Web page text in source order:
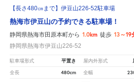
【長さ480㎝まで】伊豆山226-52駐車場
熱海市伊豆山の予約できる駐車場！
静岡県熱海市田原本町から 1.0km 徒歩 13～19
静岡県熱海市伊豆山226-52
駐車場形式 平置き 屋内外形式
全長 480cm 全幅